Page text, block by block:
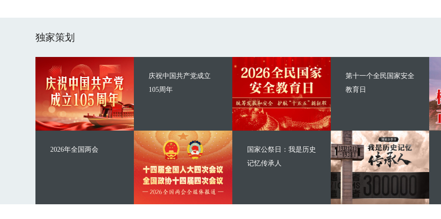
独家策划
庆祝中国共产党成立
105周年
2026年全国两会
第十一个全民国家安全
教育日
国家公祭日：我是历史
记忆传承人